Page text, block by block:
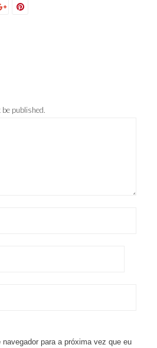
published.
para a próxima vez que eu